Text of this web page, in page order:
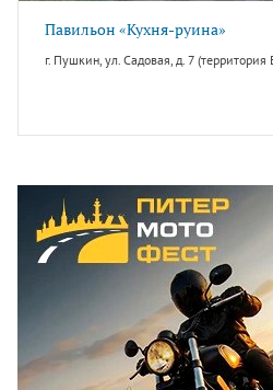
Павильон «Кухня-руина»
г. Пушкин, ул. Садовая, д. 7 (территория